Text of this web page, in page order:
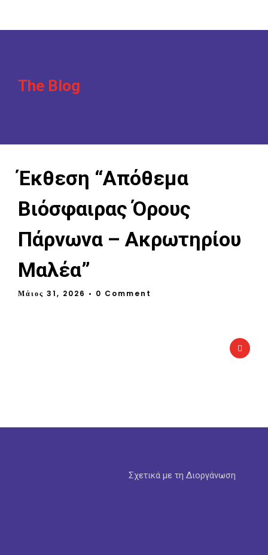
The Blog
Έκθεση “Απόθεμα
Βιόσφαιρας Όρους
Πάρνωνα – Ακρωτηρίου
Μαλέα”
Μάιος 31, 2026 • 0 Comment
Σχετικά με τη Διοργάνωση